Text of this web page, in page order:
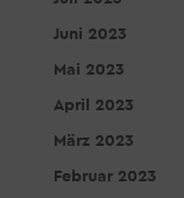
Juni 2023
Mai 2023
April 2023
März 2023
Februar 2023